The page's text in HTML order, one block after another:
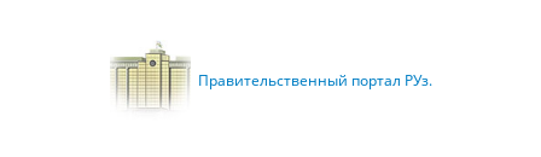
Правительственный портал РУз.